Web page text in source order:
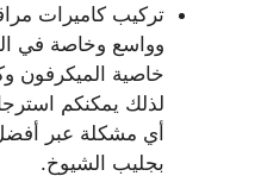
تركيب كاميرات
وواسع وخاصة في
خاصية الميكرفون
لذلك يمكنكم
أي مشكلة عبر
بجليب الشيوخ.